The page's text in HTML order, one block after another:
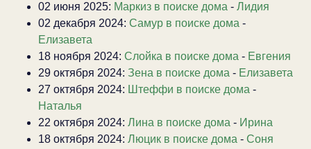
02 июня 2025: Маркиз в поиске дома - Лидия
02 декабря 2024: Самур в поиске дома -
Елизавета
18 ноября 2024: Слойка в поиске дома - Евгения
29 октября 2024: Зена в поиске дома - Елизавета
27 октября 2024: Штеффи в поиске дома -
Наталья
22 октября 2024: Лина в поиске дома - Ирина
18 октября 2024: Люцик в поиске дома - Соня